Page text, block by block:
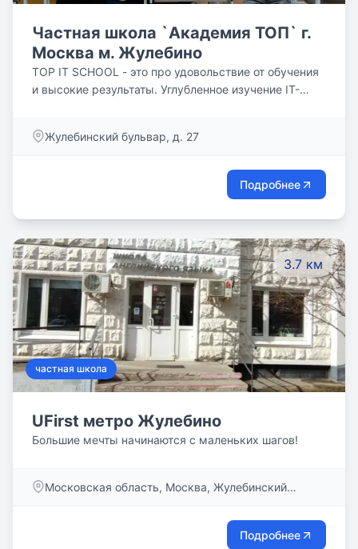
Частная школа `Академия ТОП` г.
Москва м. Жулебино
TOP IT SCHOOL - это про удовольствие от обучения
и высокие результаты. Углубленное изучение IT-
Жулебинский бульвар, д. 27
Подробнее
3.7 км
частная школа
UFirst метро Жулебино
Большие мечты начинаются с маленьких шагов!
Московская область, Москва, Жулебинский
Подробнее